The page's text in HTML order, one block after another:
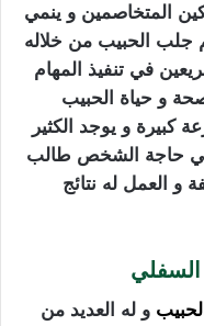
المتخاصمين و ينمي
جلب الحبيب من خلاله
في تنفيذ المهام
و حياة الحبيب
كبيرة و يوجد الكثير
حاجة الشخص طالب
و العمل له نتائج
و له العديد من